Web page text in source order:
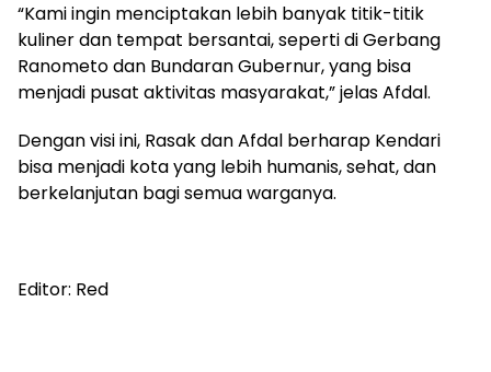
“Kami ingin menciptakan lebih banyak titik-titik
kuliner dan tempat bersantai, seperti di Gerbang
Ranometo dan Bundaran Gubernur, yang bisa
menjadi pusat aktivitas masyarakat,” jelas Afdal.
Dengan visi ini, Rasak dan Afdal berharap Kendari
bisa menjadi kota yang lebih humanis, sehat, dan
berkelanjutan bagi semua warganya.
Editor: Red